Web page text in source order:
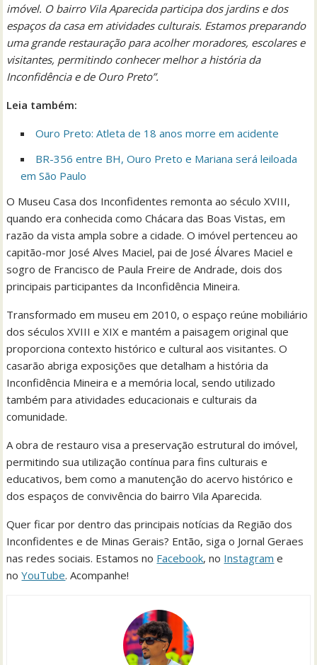
imóvel. O bairro Vila Aparecida participa dos jardins e dos
espaços da casa em atividades culturais. Estamos preparando
uma grande restauração para acolher moradores, escolares e
visitantes, permitindo conhecer melhor a história da
Inconfidência e de Ouro Preto”.
Leia também:
Ouro Preto: Atleta de 18 anos morre em acidente
BR-356 entre BH, Ouro Preto e Mariana será leiloada
em São Paulo
O Museu Casa dos Inconfidentes remonta ao século XVIII,
quando era conhecida como Chácara das Boas Vistas, em
razão da vista ampla sobre a cidade. O imóvel pertenceu ao
capitão-mor José Alves Maciel, pai de José Álvares Maciel e
sogro de Francisco de Paula Freire de Andrade, dois dos
principais participantes da Inconfidência Mineira.
Transformado em museu em 2010, o espaço reúne mobiliário
dos séculos XVIII e XIX e mantém a paisagem original que
proporciona contexto histórico e cultural aos visitantes. O
casarão abriga exposições que detalham a história da
Inconfidência Mineira e a memória local, sendo utilizado
também para atividades educacionais e culturais da
comunidade.
A obra de restauro visa a preservação estrutural do imóvel,
permitindo sua utilização contínua para fins culturais e
educativos, bem como a manutenção do acervo histórico e
dos espaços de convivência do bairro Vila Aparecida.
Quer ficar por dentro das principais notícias da Região dos
Inconfidentes e de Minas Gerais? Então, siga o Jornal Geraes
nas redes sociais. Estamos no Facebook, no Instagram e
noYouTube. Acompanhe!